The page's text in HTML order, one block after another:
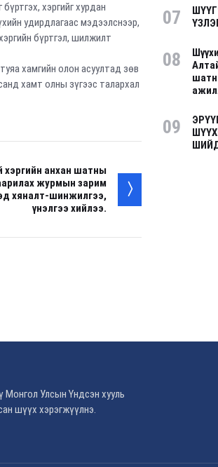
хэргийг хурдан
удирдлагаас мэдээлснээр,
бүртгэл, шилжилт
хамгийн олон асуултад зөв
хамт олны зүгээс талархал
анхан шатны
журмын зарим
хяналт-шинжилгээ,
үнэлгээ хийлээ.
07
08
09
Монгол Улсын Үндсэн хууль
шүүх хэрэгжүүлнэ.